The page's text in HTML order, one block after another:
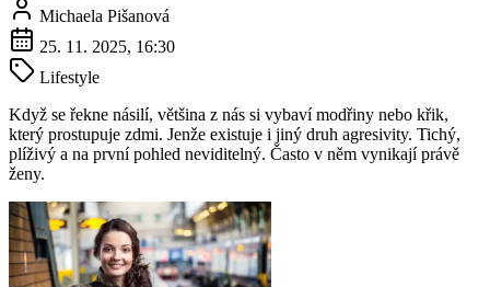
Michaela Pišanová
25. 11. 2025, 16:30
Lifestyle
Když se řekne násilí, většina z nás si vybaví modřiny nebo křik,
který prostupuje zdmi. Jenže existuje i jiný druh agresivity. Tichý,
plíživý a na první pohled neviditelný. Často v něm vynikají právě
ženy.